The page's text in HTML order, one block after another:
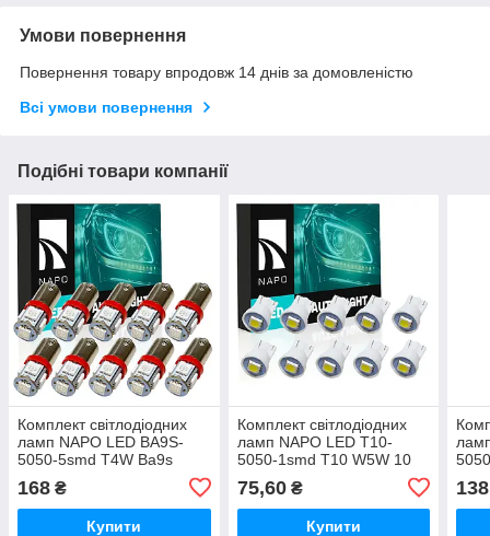
Умови повернення
Повернення товару впродовж 14 днів за домовленістю
Всі умови повернення
Подібні товари компанії
Комплект світлодіодних
ламп NAPO LED BA9S-
5050-5smd T4W Ba9s
колір світіння червоний10
шт
168 ₴
Купити
Комплект світлодіодних
ламп NAPO LED T10-
5050-1smd T10 W5W 10
75,60₴
Купити
шт
138